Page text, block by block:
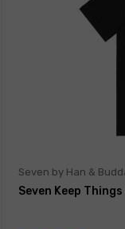
Seven by Han &
Seven Keep